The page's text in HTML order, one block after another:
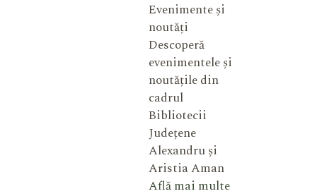
Evenimente și
noutăți
Descoperă
evenimentele și
noutățile din
cadrul
Bibliotecii
Județene
Alexandru și
Aristia Aman
Află mai multe